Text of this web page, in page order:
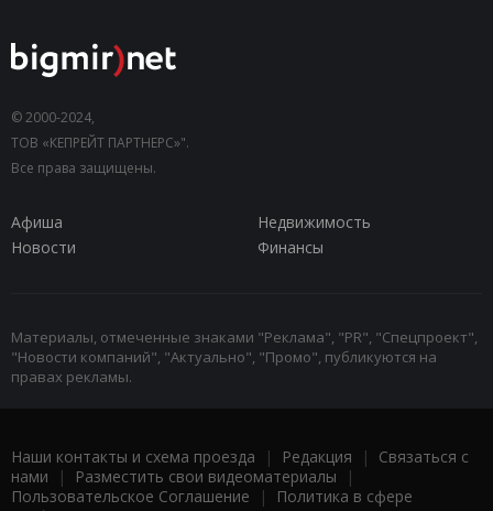
© 2000-2024,
ТОВ «КЕПРЕЙТ ПАРТНЕРС»".
Все права защищены.
Афиша
Недвижимость
Новости
Финансы
Материалы, отмеченные знаками "Реклама", "PR", "Спецпроект",
"Новости компаний", "Актуально", "Промо", публикуются на
правах рекламы.
Наши контакты и схема проезда | Редакция | Связаться с
нами | Разместить свои видеоматериалы |
Пользовательское Соглашение |
Политика в сфере